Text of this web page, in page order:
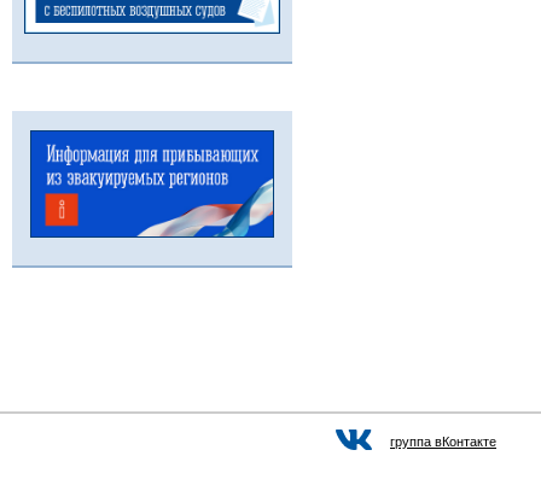
группа вКонтакте